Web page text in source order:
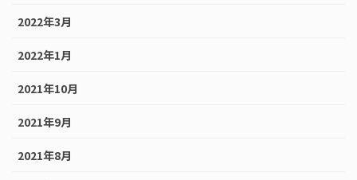
2022年3月
2022年1月
2021年10月
2021年9月
2021年8月